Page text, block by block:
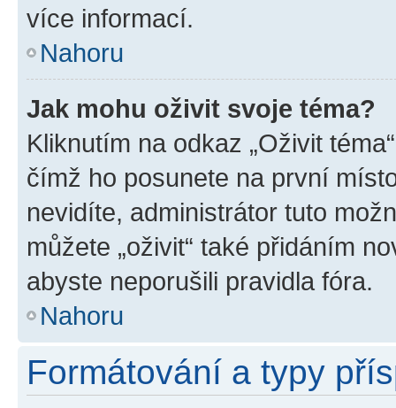
více informací.
Nahoru
Jak mohu oživit svoje téma?
Kliknutím na odkaz „Oživit
čímž ho posunete na první
nevidíte, administrátor tuto
můžete „oživit“ také přidáním
abyste neporušili pravidla fóra.
Nahoru
Formátování a typy